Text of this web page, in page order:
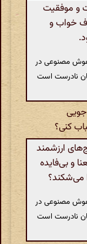
و موفقیت
خواب و
مصنوعی در
نادرست است
کنی؟
ارزشمند
و بی‌فایده
می‌شکند؟
مصنوعی در
نادرست است